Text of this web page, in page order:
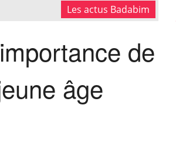
Les actus Badabim
de
âge